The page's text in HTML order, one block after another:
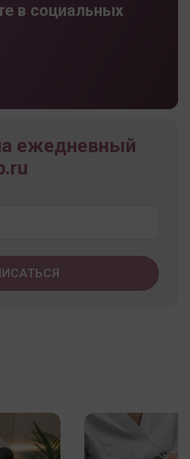
в социальных
ежедневный